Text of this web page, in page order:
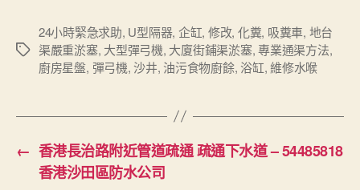
Tags
24小時緊急求助, U型隔器, 企缸, 修改, 化糞, 吸糞車, 地台
渠嚴重淤塞, 大型彈弓機, 大廈街鋪渠淤塞,專業通渠方法,
廚房星盤, 彈弓機,沙井, 油污食物廚餘, 浴缸,維修水喉
← 香港長治路附近管道疏通 疏通下水道 – 54485818
香港沙田區防水公司